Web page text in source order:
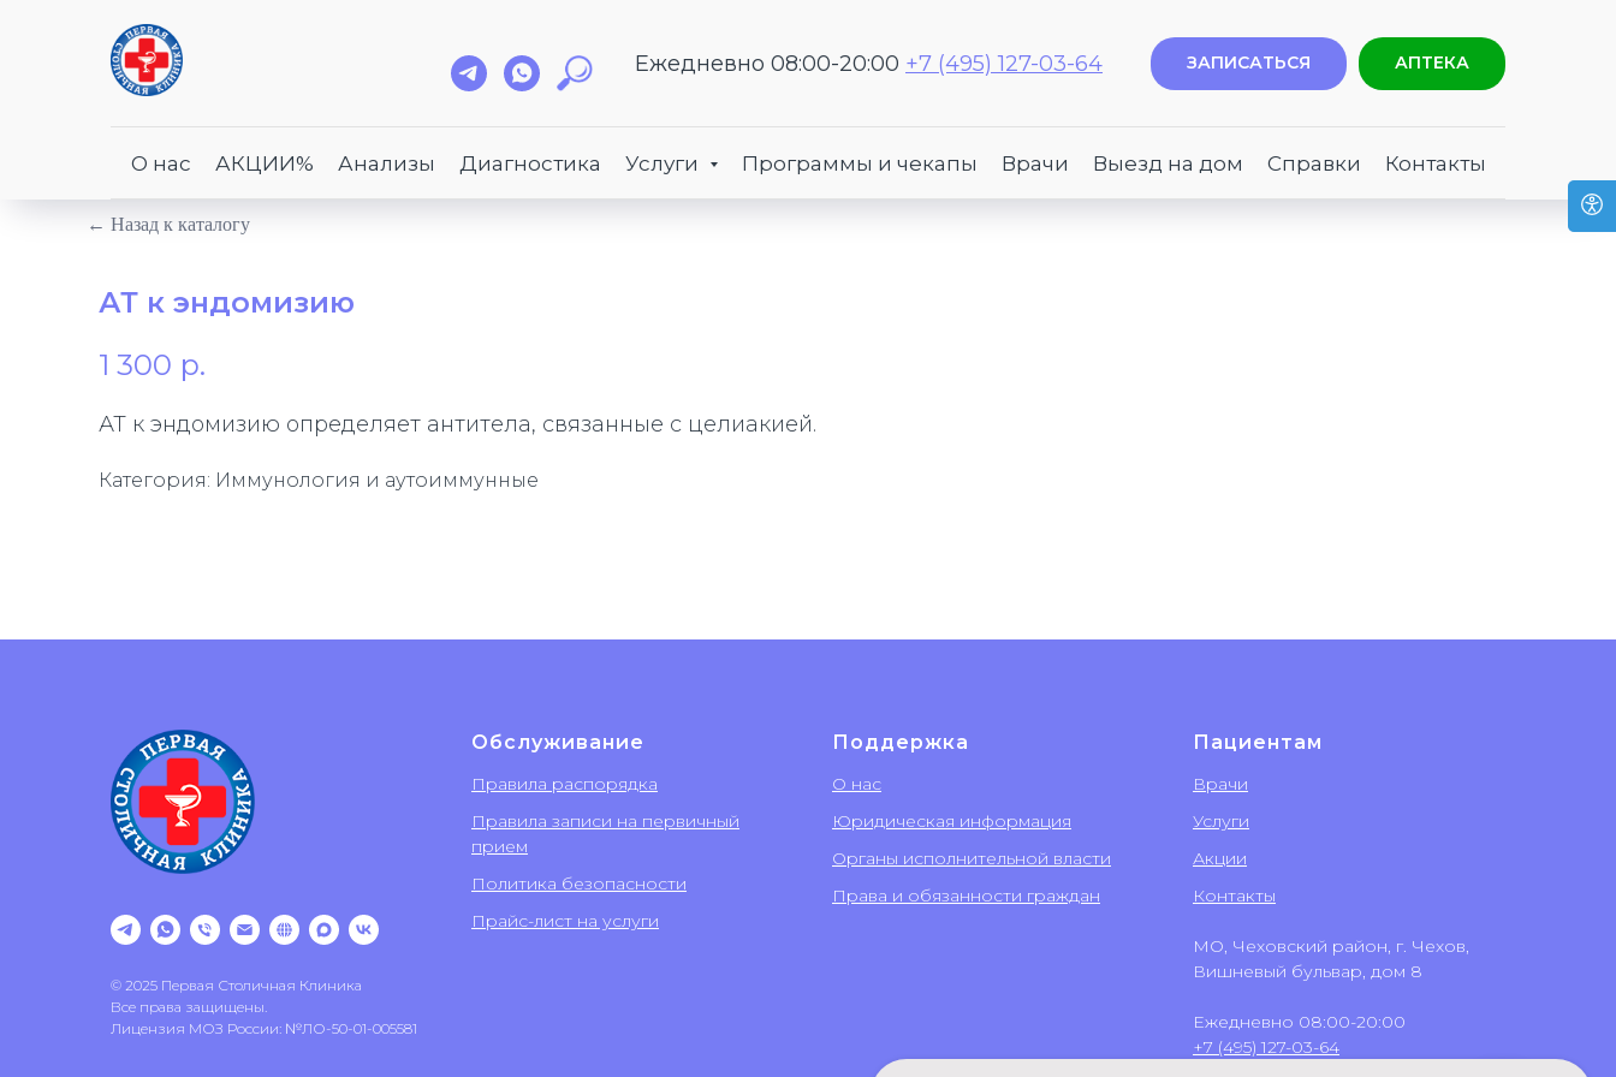
Ежедневно 08:00-20:00 +7 (495) 127-03-64 ЗАПИСАТЬСЯ АПТЕКА
О нас АКЦИИ% Анализы Диагностика Услуги Программы и чекапы Врачи Выезд на дом Справки Контакты
← Назад к каталогу
АТ к эндомизию
1 300 р.
АТ к эндомизию определяет антитела, связанные с целиакией.
Категория: Иммунология и аутоиммунные
© 2025 Первая Столичная Клиника
Все права защищены.
Лицензия МОЗ России: №ЛО-50-01-005581
Обслуживание
Правила распорядка
Правила записи на первичный
прием
Политика безопасности
Прайс-лист на услуги
Поддержка
О нас
Юридическая информация
Органы исполнительной власти
Права и обязанности граждан
Пациентам
Врачи
Услуги
Акции
Контакты
МО, Чеховский район, г. Чехов,
Вишневый бульвар, дом 8
Ежедневно 08:00-20:00
+7 (495) 127-03-64